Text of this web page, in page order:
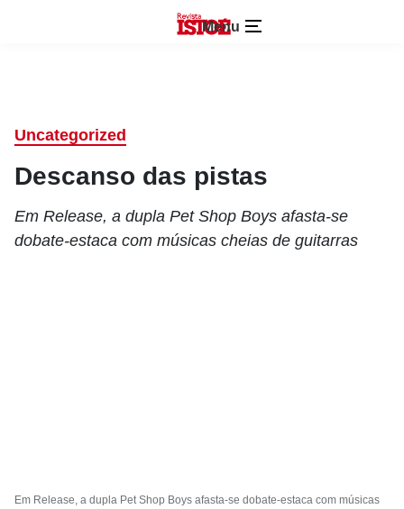
Menu
Uncategorized
Descanso das pistas
Em Release, a dupla Pet Shop Boys afasta-se
dobate-estaca com músicas cheias de guitarras
Em Release, a dupla Pet Shop Boys afasta-se dobate-estaca com músicas